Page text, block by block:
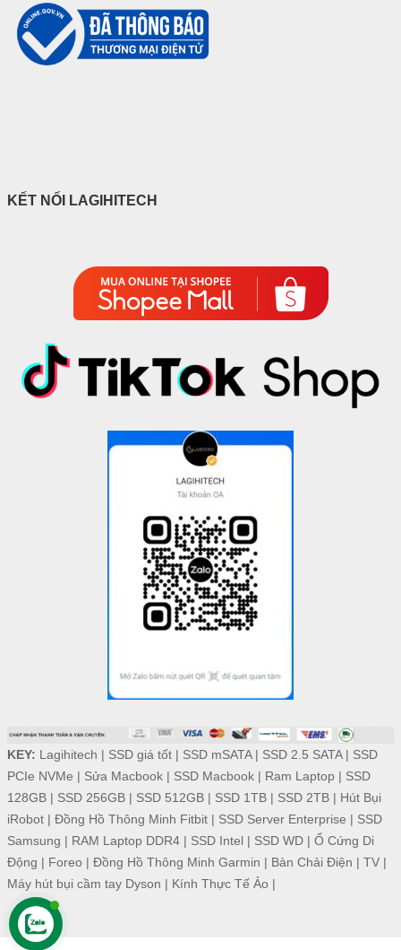
KẾT NỐI LAGIHITECH
KEY: Lagihitech | SSD giá tốt| SSD mSATA| SSD 2.5 SATA| SSD
PCIe NVMe | Sửa Macbook| SSD Macbook| Ram Laptop| SSD
128GB| SSD 256GB| SSD 512GB| SSD 1TB| SSD 2TB| Hút Bụi
iRobot| Đồng Hồ Thông Minh Fitbit| SSD Server Enterprise | SSD
Samsung | RAM Laptop DDR4| SSD Intel| SSD WD| Ổ Cứng Di
Động | Foreo | Đồng Hồ Thông Minh Garmin | Bàn Chải Điện | TV|
Máy hút bụi cầm tay Dyson | Kính Thực Tế Ảo |